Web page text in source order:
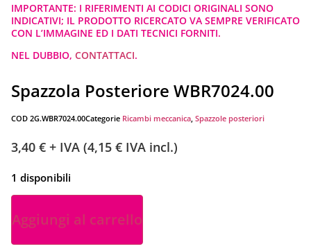
IMPORTANTE: I RIFERIMENTI AI CODICI ORIGINALI SONO
INDICATIVI; IL PRODOTTO RICERCATO VA SEMPRE VERIFICATO
CON L’IMMAGINE ED I DATI TECNICI FORNITI.
NEL DUBBIO, CONTATTACI.
Spazzola Posteriore WBR7024.00
COD 2G.WBR7024.00Categorie Ricambi meccanica, Spazzole posteriori
3,40 € + IVA (4,15 € IVA incl.)
1 disponibili
Aggiungi al carrello